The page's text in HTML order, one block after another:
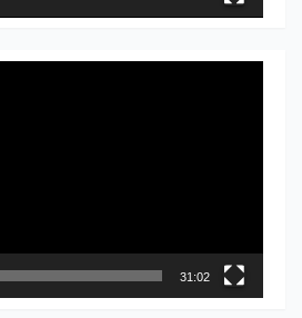
31:02